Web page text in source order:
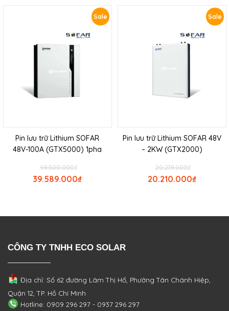
Sale
Pin lưu trữ Lithium SOFAR
48V-100A (GTX5000) 1pha
₫
49.500.000
₫
39.589.000
Sale
Pin lưu trữ Lithium SOFAR 48V
– 2KW (GTX2000)
₫
20.219.000
₫
20.210.000
CÔNG TY TNHH ECO SOLAR
Địa chỉ: Số 62 đường Lâm Thị Hố, PhườngTân Chánh Hiệp,
Quận 12, TP. Hồ Chí Minh
Hotline: 0909 296 297 - 0937 296 297